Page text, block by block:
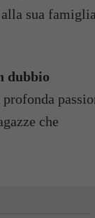
sua famiglia
dubbio
che